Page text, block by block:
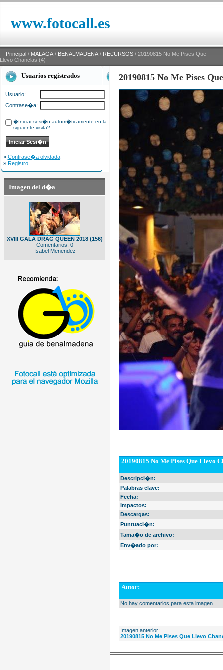
www.fotocall.es
Principal / MALAGA / BENALMADENA / RECURSOS / 20190815 No Me Pises Que
Llevo Chanclas (4)
Usuarios registrados
Usuario:
Contrase�a:
�Iniciar sesi�n autom�ticamente en la
siguiente visita?
» Contrase�a olvidada
» Registro
Imagen del d�a
XVIII GALA DRAG QUEEN 2018 (156)
Comentarios: 0
Isabel Menendez
20190815 No Me Pises
20190815 No Me Pises Que Llevo
Descripci�n:
Palabras clave:
Fecha:
Impactos:
Descargas:
Puntuaci�n:
Tama�o de archivo:
Env�ado por:
Autor:
No hay comentarios para esta imagen
Imagen anterior:
20190815 No Me Pises Que Llevo